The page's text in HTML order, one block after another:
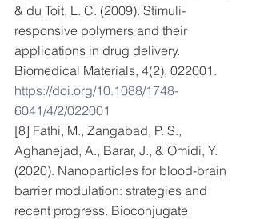
& du Toit, L. C. (2009). Stimuli-
responsive polymers and their
applications in drug delivery.
Biomedical Materials, 4(2), 022001.
https://doi.org/10.1088/1748-
6041/4/2/022001
[8] Fathi, M., Zangabad, P. S.,
Aghanejad, A., Barar, J., & Omidi, Y.
(2020). Nanoparticles for blood-brain
barrier modulation: strategies and
recent progress. Bioconjugate